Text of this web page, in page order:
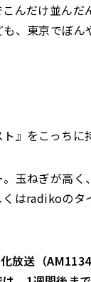
んだけ並んだ
、東京でぼん
』をこっちに
玉ねぎが高く
はradikoのタ
放送（